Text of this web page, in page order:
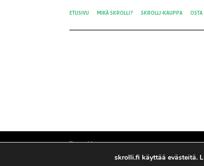
ETUSIVU MIKÄ SKROLLI? SKROLLI-KAUPPA
skrolli.fi käyttää evästeitä.